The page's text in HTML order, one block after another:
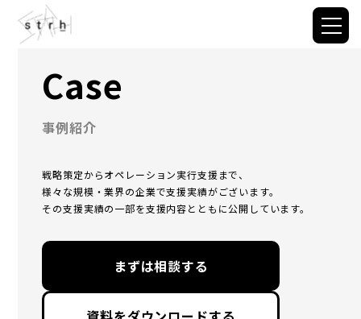
Case
事例紹介
戦略策定からオペレーション実行支援まで、
様々な規模・業界の企業で支援実績がございます。
その支援実績の一部を支援内容とともに公開しています。
まずは相談する